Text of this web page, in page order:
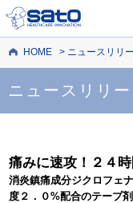
HOME ニュースリリ
ニュースリリー
痛みに速攻！２４時
消炎鎮痛成分ジクロフェ
度２．０%配合のテープ剤